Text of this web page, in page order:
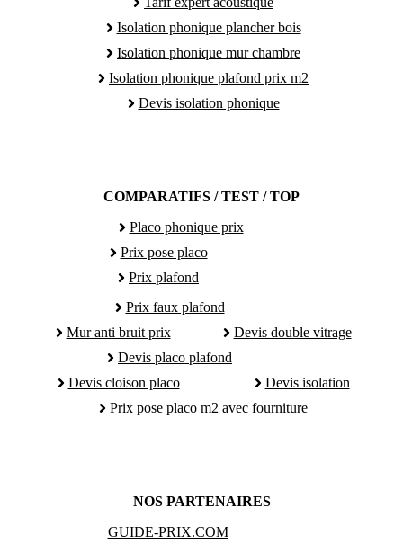
Isolation phonique plancher bois
Isolation phonique mur chambre
Isolation phonique plafond prix m2
Devis isolation phonique
COMPARATIFS / TEST / TOP
Placo phonique prix
Prix pose placo
Prix plafond
Prix faux plafond
Mur anti bruit prix
Devis double vitrage
Devis placo plafond
Devis cloison placo
Devis isolation
Prix pose placo m2 avec fourniture
NOS PARTENAIRES
GUIDE-PRIX.COM